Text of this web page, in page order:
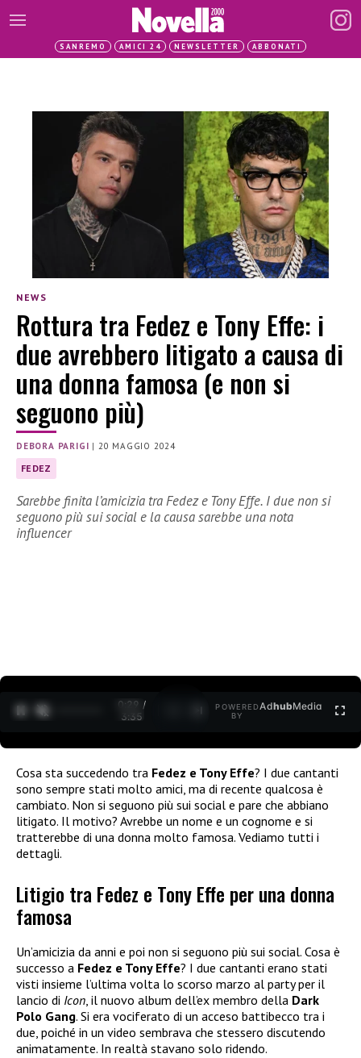
SANREMO AMICI 24 NEWSLETTER ABBONATI
NEWS
Rottura tra Fedez e Tony Effe: i
due avrebbero litigato a causa di
una donna famosa (e non si
seguono più)
DEBORA PARIGI | 20 MAGGIO 2024
FEDEZ
Sarebbe finita l’amicizia tra Fedez e Tony Effe. I due non si
seguono più sui social e la causa sarebbe una nota
influencer
0:30 /
3:35
POWERED
BY
AdhubMedia
Cosa sta succedendo tra Fedez e Tony Effe? I due cantanti
sono sempre stati molto amici, ma di recente qualcosa è
cambiato. Non si seguono più sui social e pare che abbiano
litigato. Il motivo? Avrebbe un nome e un cognome e si
tratterebbe di una donna molto famosa. Vediamo tutti i
dettagli.
Litigio tra Fedez e Tony Effe per una donna
famosa
Un’amicizia da anni e poi non si seguono più sui social. Cosa è
successo a Fedez e Tony Effe? I due cantanti erano stati
visti insieme l’ultima volta lo scorso marzo al party per il
lancio di Icon, il nuovo album dell’ex membro della Dark
Polo Gang. Si era vociferato di un acceso battibecco tra i
due, poiché in un video sembrava che stessero discutendo
animatamente. In realtà stavano solo ridendo.